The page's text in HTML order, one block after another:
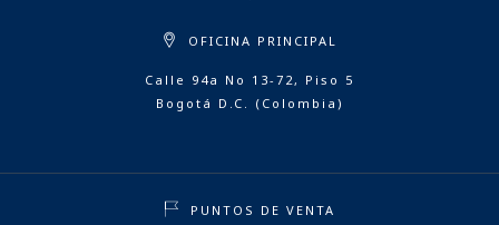
OFICINA PRINCIPAL
Calle 94a No 13-72, Piso 5
Bogotá D.C. (Colombia)
PUNTOS DE VENTA